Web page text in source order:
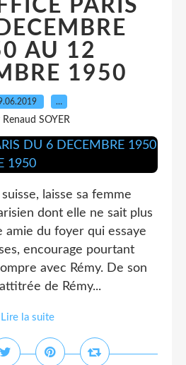
PARIS
AU 12
1950
…
Renaud SOYER
laisse sa femme
dont elle ne sait plus
amie du foyer qui essaye
encourage pourtant
avec Rémy. De son
de Rémy...
Lire la suite